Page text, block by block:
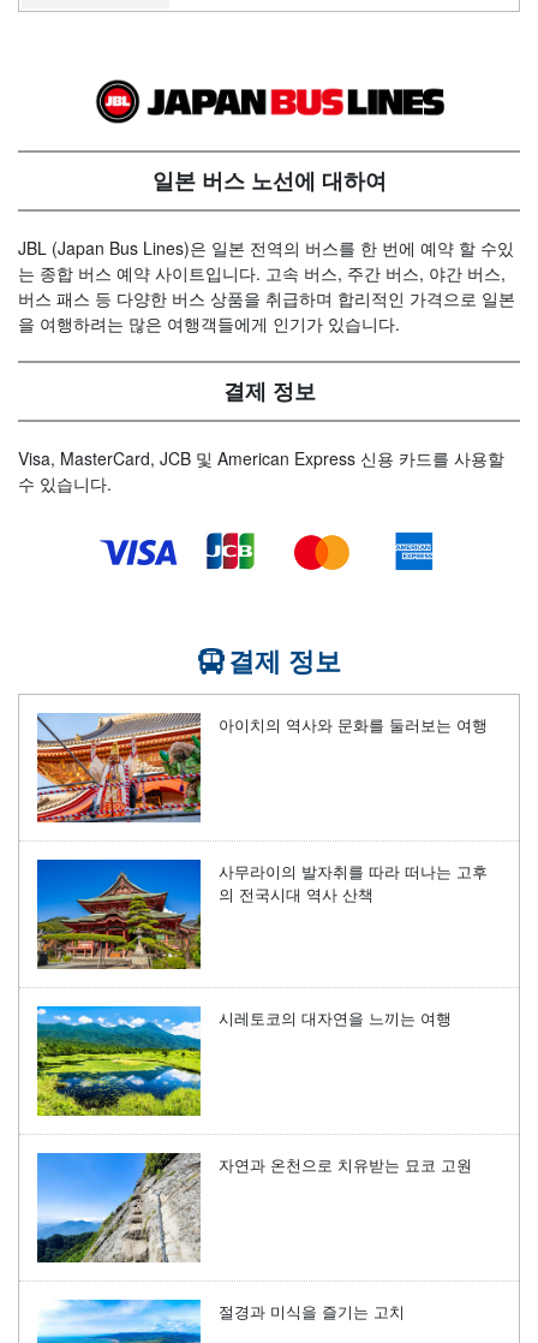
일본 버스 노선에 대하여
JBL (Japan Bus Lines)은 일본 전역의 버스를 한 번에 예약 할 수있
는 종합 버스 예약 사이트입니다. 고속 버스, 주간 버스, 야간 버스,
버스 패스 등 다양한 버스 상품을 취급하며 합리적인 가격으로 일본
을 여행하려는 많은 여행객들에게 인기가 있습니다.
결제 정보
Visa, MasterCard, JCB 및 American Express 신용 카드를 사용할
수 있습니다.
결제 정보
아이치의 역사와 문화를 둘러보는 여행
사무라이의 발자취를 따라 떠나는 고후
의 전국시대 역사 산책
시레토코의 대자연을 느끼는 여행
자연과 온천으로 치유받는 묘코 고원
절경과 미식을 즐기는 고치